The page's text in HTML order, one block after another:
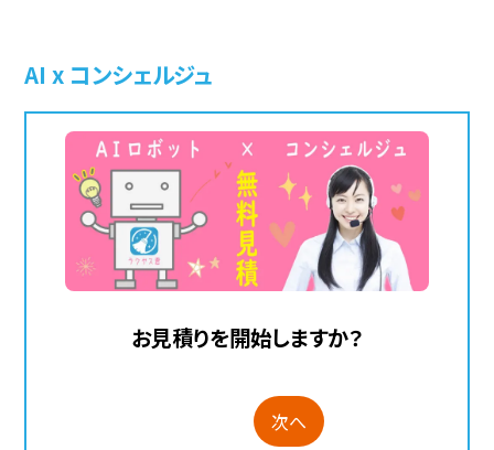
AI x コンシェルジュ
お見積りを開始しますか？
次へ